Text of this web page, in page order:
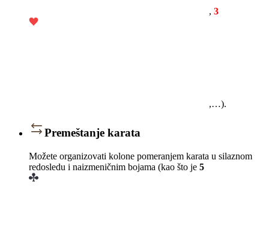
, 3
,…).
Premeštanje karata
Možete organizovati kolone pomeranjem karata u silaznom
redosledu i naizmeničnim bojama (kao što je 5